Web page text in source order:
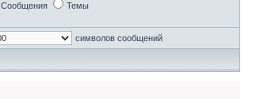
Сообщения Темы
символов сообщений